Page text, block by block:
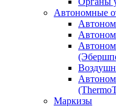
Автономные
Маркизы